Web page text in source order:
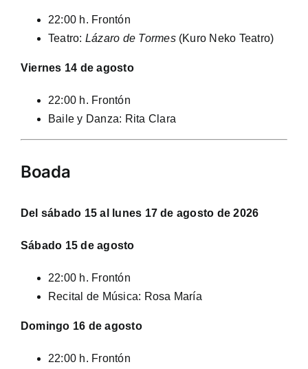
22:00 h. Frontón
Teatro: Lázaro de Tormes(Kuro Neko Teatro)
Viernes 14 de agosto
22:00 h. Frontón
Baile y Danza: Rita Clara
Boada
Del sábado 15 al lunes 17 de agosto de 2026
Sábado 15 de agosto
22:00 h. Frontón
Recital de Música: Rosa María
Domingo 16 de agosto
22:00 h. Frontón